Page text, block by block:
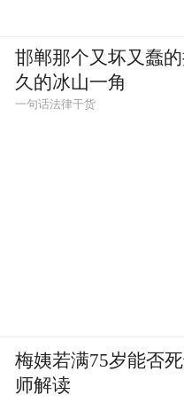
邯郸那个又坏又蠢
久的冰山一角
一句话法律干货
梅姨若满75岁能否
师解读